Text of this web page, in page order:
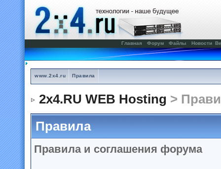
Главная Форум Файлы Новости
www.2x4.ru Правила
2x4.RU WEB Hosting >
Правила
Правила и соглашения форума